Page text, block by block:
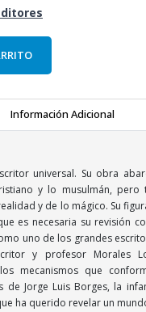
Información Adicional
universal. Su obra
y lo musulmán, pero
y de lo mágico. Su
es necesaria su revisión
uno de los grandes
y profesor Morales
mecanismos que
de Jorge Luis Borges, la
ha querido revelar un